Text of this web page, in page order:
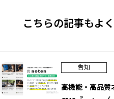
こちらの記事もよ
告知
高機能・​高品質